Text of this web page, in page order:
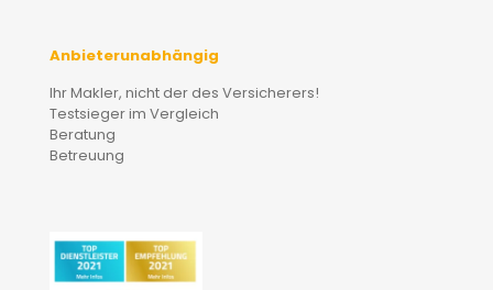
Anbieterunabhängig
Ihr Makler, nicht der des Versicherers!
Testsieger im Vergleich
Beratung
Betreuung